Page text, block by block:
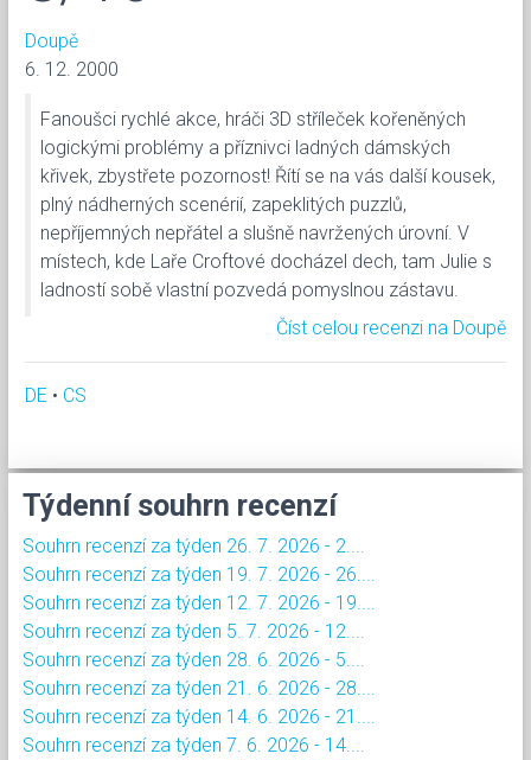
Doupě
6. 12. 2000
Fanoušci rychlé akce, hráči 3D stříleček kořeněných
logickými problémy a příznivci ladných dámských
křivek, zbystřete pozornost! Řítí se na vás další kousek,
plný nádherných scenérií, zapeklitých puzzlů,
nepříjemných nepřátel a slušně navržených úrovní. V
místech, kde Laře Croftové docházel dech, tam Julie s
ladností sobě vlastní pozvedá pomyslnou zástavu.
Číst celou recenzi na Doupě
DE • CS
Týdenní souhrn recenzí
Souhrn recenzí za týden 26. 7. 2026 - 2....
Souhrn recenzí za týden 19. 7. 2026 - 26....
Souhrn recenzí za týden 12. 7. 2026 - 19....
Souhrn recenzí za týden 5. 7. 2026 - 12....
Souhrn recenzí za týden 28. 6. 2026 - 5....
Souhrn recenzí za týden 21. 6. 2026 - 28....
Souhrn recenzí za týden 14. 6. 2026 - 21....
Souhrn recenzí za týden 7. 6. 2026 - 14....